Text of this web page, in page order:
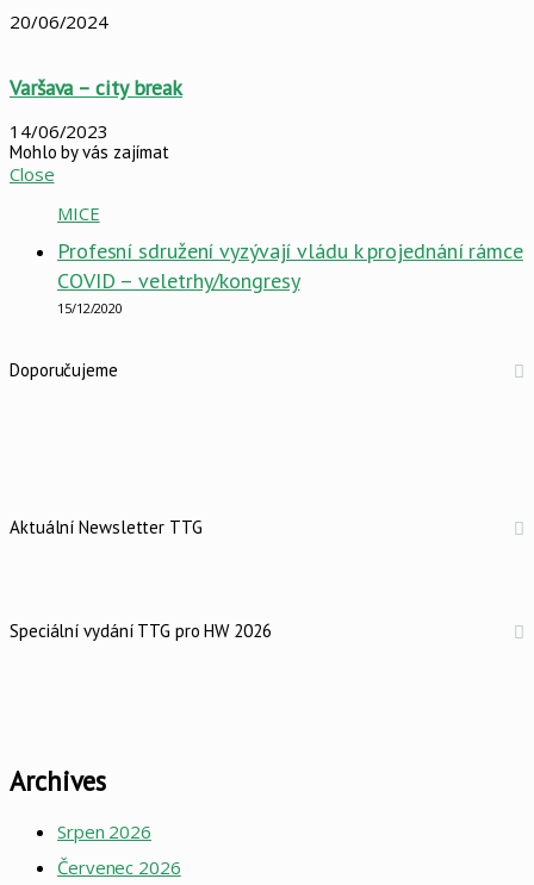
20/06/2024
Varšava – city break
14/06/2023
Mohlo by vás zajímat
Close
MICE
Profesní sdružení vyzývají vládu k projednání rámce
COVID – veletrhy/kongresy
15/12/2020
Doporučujeme
Aktuální Newsletter TTG
Speciální vydání TTG pro HW 2026
Archives
Srpen 2026
Červenec 2026